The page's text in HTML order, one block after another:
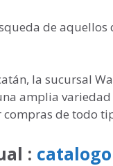
de aquellos
la sucursal
amplia variedad
de todo
: